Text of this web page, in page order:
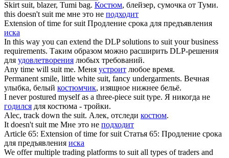
Skirtsuit, blazer, Tumi bag. Костюм, блейзер, сумочка от Туми.
this doesn'tsuitme мне это не подходит
Extension of time forsuit Продление срока для предъявления
иска
In this way you can extend the DLP solutions to suityour business
requirements. Таким образом можно расширить DLP-решения
для удовлетворения любых требований.
Any time will suitme. Меня устроит любое время.
Permanent smile, little white suit, fancy undergarments. Вечная
улыбка, белый костюмчик, изящное нижнее бельё.
I never postured myself as a three-piece suittype. Я никогда не
годился для костюма - тройки.
Alec, track down the suit. Алек, отследи костюм.
It doesn'tsuitme Мне это не подходит
Article 65: Extension of time forsuit Статья 65: Продление срока
для предъявления иска
We offer multiple trading platforms to suitall types of traders and